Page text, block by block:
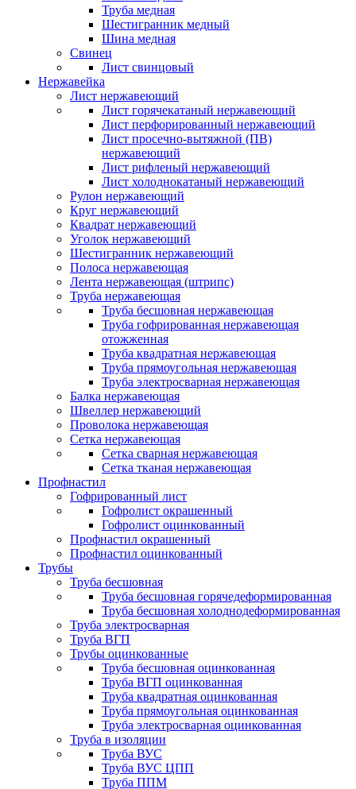
Труба медная
Шестигранник медный
Шина медная
Свинец
Лист свинцовый
Нержавейка
Лист нержавеющий
Лист горячекатаный нержавеющий
Лист перфорированный нержавеющий
Лист просечно-вытяжной (ПВ)
нержавеющий
Лист рифленый нержавеющий
Лист холоднокатаный нержавеющий
Рулон нержавеющий
Круг нержавеющий
Квадрат нержавеющий
Уголок нержавеющий
Шестигранник нержавеющий
Полоса нержавеющая
Лента нержавеющая (штрипс)
Труба нержавеющая
Труба бесшовная нержавеющая
Труба гофрированная нержавеющая
отожженная
Труба квадратная нержавеющая
Труба прямоугольная нержавеющая
Труба электросварная нержавеющая
Балка нержавеющая
Швеллер нержавеющий
Проволока нержавеющая
Сетка нержавеющая
Сетка сварная нержавеющая
Сетка тканая нержавеющая
Профнастил
Гофрированный лист
Гофролист окрашенный
Гофролист оцинкованный
Профнастил окрашенный
Профнастил оцинкованный
Трубы
Труба бесшовная
Труба бесшовная горячедеформированная
Труба бесшовная холоднодеформированная
Труба электросварная
Труба ВГП
Трубы оцинкованные
Труба бесшовная оцинкованная
Труба ВГП оцинкованная
Труба квадратная оцинкованная
Труба прямоугольная оцинкованная
Труба электросварная оцинкованная
Труба в изоляции
Труба ВУС
Труба ВУС ЦПП
Труба ППМ